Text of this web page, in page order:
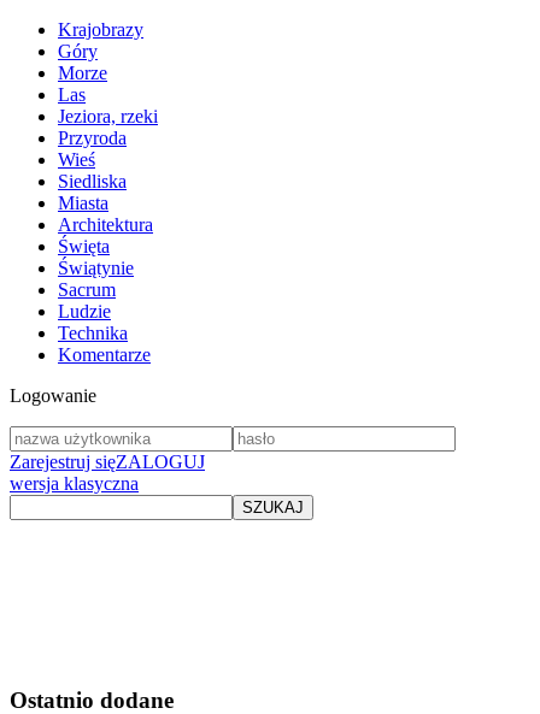
Krajobrazy
Góry
Morze
Las
Jeziora, rzeki
Przyroda
Wieś
Siedliska
Miasta
Architektura
Święta
Świątynie
Sacrum
Ludzie
Technika
Komentarze
Logowanie
Zarejestruj sięZALOGUJ
wersja klasyczna
Ostatnio dodane